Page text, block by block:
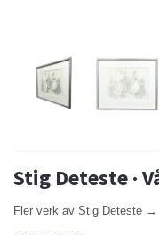
Stig Deteste ·
Fler verk av Stig Deteste →